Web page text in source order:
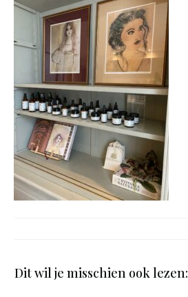
Dit wil je misschien ook lezen: